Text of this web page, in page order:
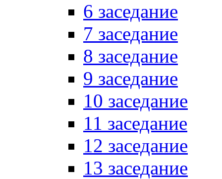
6 заседание
7 заседание
8 заседание
9 заседание
10 заседание
11 заседание
12 заседание
13 заседание